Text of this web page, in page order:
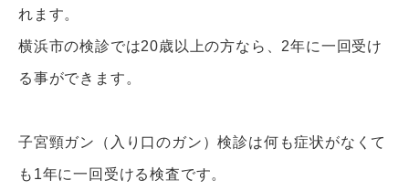
れます。
横浜市の検診では20歳以上の方なら、2年に一回受け
る事ができます。
子宮頸ガン（入り口のガン）検診は何も症状がなくて
も1年に一回受ける検査です。